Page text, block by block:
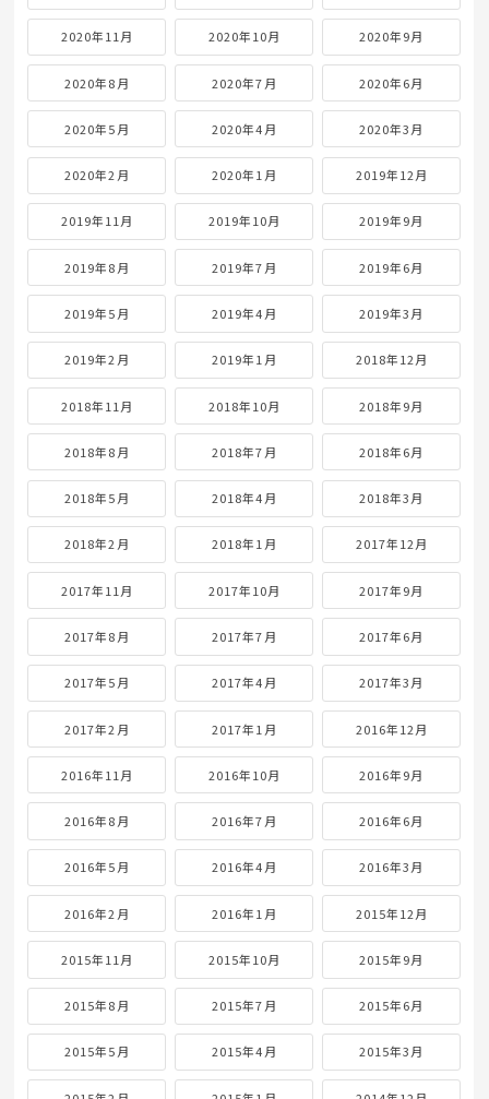
2020年11月 2020年10月 2020年9月
2020年8月 2020年7月 2020年6月
2020年5月 2020年4月 2020年3月
2020年2月 2020年1月 2019年12月
2019年11月 2019年10月 2019年9月
2019年8月 2019年7月 2019年6月
2019年5月 2019年4月 2019年3月
2019年2月 2019年1月 2018年12月
2018年11月 2018年10月 2018年9月
2018年8月 2018年7月 2018年6月
2018年5月 2018年4月 2018年3月
2018年2月 2018年1月 2017年12月
2017年11月 2017年10月 2017年9月
2017年8月 2017年7月 2017年6月
2017年5月 2017年4月 2017年3月
2017年2月 2017年1月 2016年12月
2016年11月 2016年10月 2016年9月
2016年8月 2016年7月 2016年6月
2016年5月 2016年4月 2016年3月
2016年2月 2016年1月 2015年12月
2015年11月 2015年10月 2015年9月
2015年8月 2015年7月 2015年6月
2015年5月 2015年4月 2015年3月